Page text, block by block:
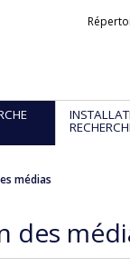
médias
des